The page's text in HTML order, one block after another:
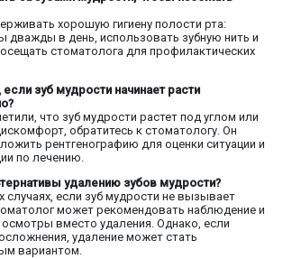
хорошую гигиену полости рта:
дважды в день, использовать зубную нить и
стоматолога для профилактических
зуб мудрости начинает расти
что зуб мудрости растет под углом или
обратитесь к стоматологу. Он
рентгенографию для оценки ситуации и
по лечению.
удалению зубов мудрости?
случаях, если зуб мудрости не вызывает
может рекомендовать наблюдение и
вместо удаления. Однако, если
удаление может стать
вариантом.